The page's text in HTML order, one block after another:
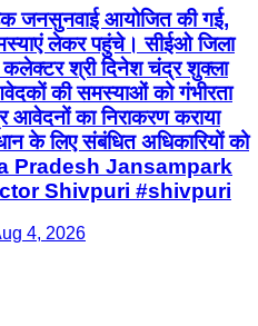
जनसुनवाई आयोजित की गई,
लेकर पहुंचे। सीईओ जिला
श्री दिनेश चंद्र शुक्ला
की समस्याओं को गंभीरता
आवेदनों का निराकरण कराया
के लिए संबंधित अधिकारियों को
Pradesh Jansampark
Shivpuri #shivpuri
4, 2026